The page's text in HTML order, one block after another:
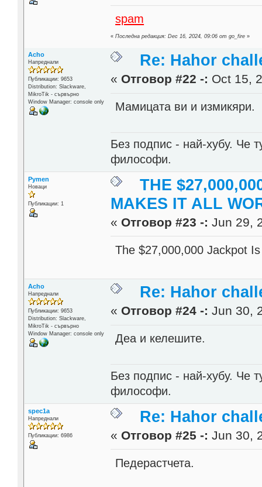
spam
«Последна редакция: Dec 16, 2024, 09:06 от go_fire »
Acho
Напреднали
Публикации: 9653
Distribution: Slackware,
MikroTik - сървърно
Window Manager: console only
Re: Hahor
« Отговор #22 -: Oct 15,
Мамицата ви и измикяри.
Без подпис - най-хубу. Че
философи.
Pymen
Новаци
Публикации: 1
THE
MAKES IT ALL
« Отговор #23 -: Jun 29,
The $27,000,000 Jackpot
Acho
Напреднали
Публикации: 9653
Distribution: Slackware,
MikroTik - сървърно
Window Manager: console only
Re: Hahor
« Отговор #24 -: Jun 30,
Деа и келешите.
Без подпис - най-хубу. Че
философи.
spec1a
Напреднали
Публикации: 6986
Re: Hahor
« Отговор #25 -: Jun 30,
Педерастчета.